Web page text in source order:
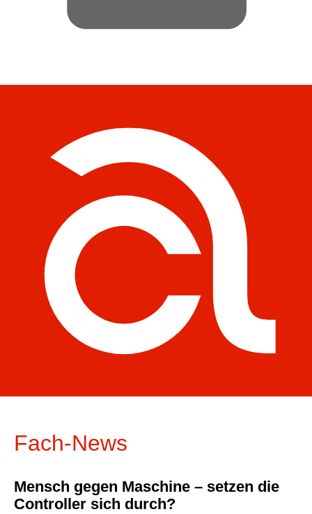
Fach-News
Mensch gegen Maschine – setzen die
Controller sich durch?